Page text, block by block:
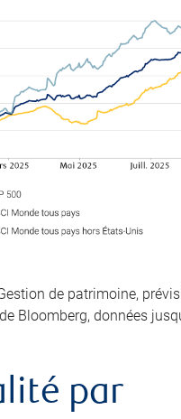
de patrimoine,
Bloomberg, données
par